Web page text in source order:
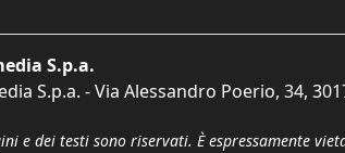
S.p.a.
S.p.a. - Via Alessandro Poerio, 34,
e dei testi sono riservati. È espressamente